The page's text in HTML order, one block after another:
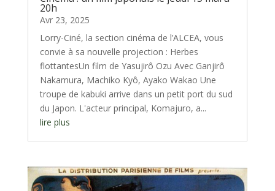
20h
Avr 23, 2025
Lorry-Ciné, la section cinéma de l’ALCEA, vous
convie à sa nouvelle projection : Herbes
flottantesUn film de Yasujirô Ozu Avec Ganjirô
Nakamura, Machiko Kyô, Ayako Wakao Une
troupe de kabuki arrive dans un petit port du sud
du Japon. L'acteur principal, Komajuro, a...
lire plus